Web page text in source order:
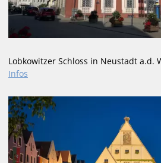
Lobkowitzer Schloss in Neustadt a.d.
Infos